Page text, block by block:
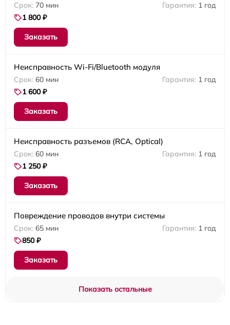
70 мин
1 год
1 800 ₽
Заказать
Неисправность Wi-Fi/Bluetooth модуля
60 мин
1 год
1 600 ₽
Заказать
Неисправность разъемов (RCA, Optical)
60 мин
1 год
1 250 ₽
Заказать
Повреждение проводов внутри системы
65 мин
1 год
850 ₽
Заказать
Показать остальные